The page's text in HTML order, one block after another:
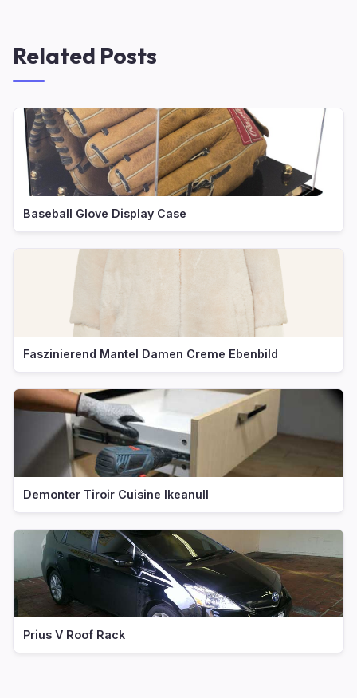
Related Posts
Baseball Glove Display Case
Faszinierend Mantel Damen Creme Ebenbild
Demonter Tiroir Cuisine Ikeanull
Prius V Roof Rack